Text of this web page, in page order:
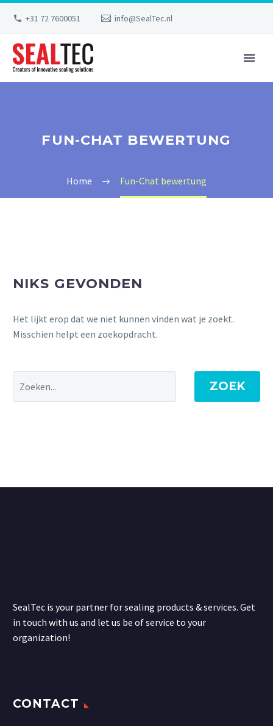
+31 72 7600051 info@SealTec.nl
FUN-CHAT BEWERTUNG
Home Fun-Chat bewertung
NIKS GEVONDEN
Het lijkt erop dat we niet kunnen vinden wat je zoekt.
Misschien helpt een zoekopdracht.
ZOEK
SealTec is your partner for sealing products & services. Get
in touch with us and let us be of service to your
organization!
CONTACT